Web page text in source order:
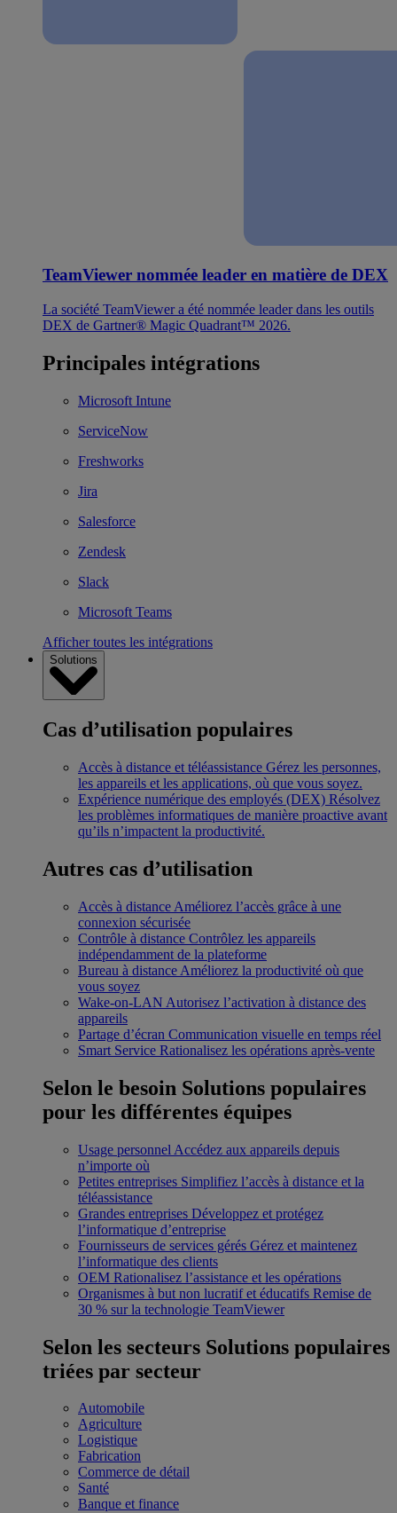
TeamViewer nommée leader en matière de DEX
La société TeamViewer a été nommée leader dans les outils
DEX de Gartner® Magic Quadrant™ 2026.
Principales intégrations
Microsoft Intune
ServiceNow
Freshworks
Jira
Salesforce
Zendesk
Slack
Microsoft Teams
Afficher toutes les intégrations
Solutions
Cas d’utilisation populaires
Accès à distance et téléassistance Gérez les personnes,
les appareils et les applications, où que vous soyez.
Expérience numérique des employés (DEX) Résolvez
les problèmes informatiques de manière proactive avant
qu’ils n’impactent la productivité.
Autres cas d’utilisation
Accès à distance Améliorez l’accès grâce à une
connexion sécurisée
Contrôle à distance Contrôlez les appareils
indépendamment de la plateforme
Bureau à distance Améliorez la productivité où que
vous soyez
Wake-on-LAN Autorisez l’activation à distance des
appareils
Partage d’écran Communication visuelle en temps réel
Smart Service Rationalisez les opérations après-vente
Selon le besoin Solutions populaires
pour les différentes équipes
Usage personnel Accédez aux appareils depuis
n’importe où
Petites entreprises Simplifiez l’accès à distance et la
téléassistance
Grandes entreprises Développez et protégez
l’informatique d’entreprise
Fournisseurs de services gérés Gérez et maintenez
l’informatique des clients
OEM Rationalisez l’assistance et les opérations
Organismes à but non lucratif et éducatifs Remise de
30 % sur la technologie TeamViewer
Selon les secteurs Solutions populaires
triées par secteur
Automobile
Agriculture
Logistique
Fabrication
Commerce de détail
Santé
Banque et finance